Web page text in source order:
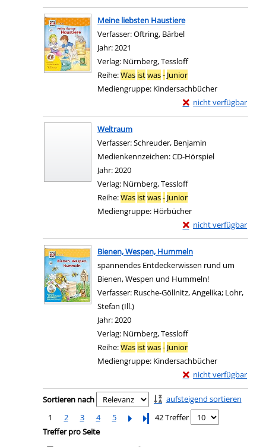
Zum Download von
Meine liebsten Haustiere
Verfasser:Oftring, Bärbel
Jahr:2021
Verlag: Nürnberg, Tessloff
Reihe:Was istwas- Junior
Mediengruppe: Kindersachbücher
nicht verfügbar
Exemplar-Details von
Zum Download von
Weltraum
Verfasser:Schreuder, Benjamin
Medienkennzeichen:CD-Hörspiel
Jahr:2020
Verlag: Nürnberg, Tessloff
Reihe:Was istwas- Junior
Mediengruppe: Hörbücher
nicht verfügbar
Exemplar-Details von
Zum Download von
Bienen, Wespen, Hummeln
spannendes Entdeckerwissen rund um
Bienen, Wespen und Hummeln!
Verfasser: Rusche-Göllnitz, Angelika; Lohr,
Stefan (Ill.)
Jahr:2020
Verlag: Nürnberg, Tessloff
Reihe:Was istwas- Junior
Mediengruppe: Kindersachbücher
nicht verfügbar
Exemplar-Details von
Zum Download von
Zu den Suchfiltern springen
Sortieren nach
aufsteigend sortieren
1
2 3 4 5 Letzte Seite
42 Treffer
Treffer pro Seite